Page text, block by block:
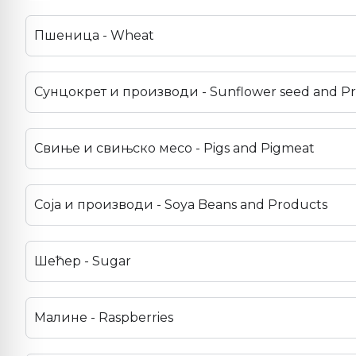
Пшеница - Wheat
Сунцокрет и производи - Sunflower seed and
Свиње и свињско месо - Pigs and Pigmeat
Соја и производи - Soya Beans and Products
Шећер - Sugar
Малине - Raspberries